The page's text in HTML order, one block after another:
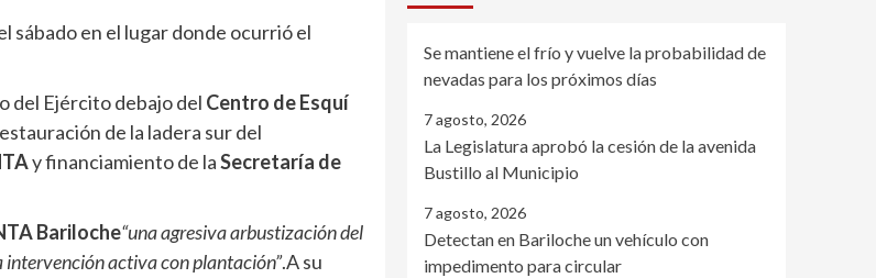
sábado en el lugar donde ocurrió el
del Ejército debajo del Centro de Esquí
de la ladera sur del
y financiamiento de laSecretaría de
Bariloche“una agresiva arbustización del
intervención activa con plantación”.A su
Se mantiene el frío y vuelve la probabilidad de
nevadas para los próximos días
7 agosto, 2026
La Legislatura aprobó la cesión de la avenida
Bustillo al Municipio
7 agosto, 2026
Detectan en Bariloche un vehículo con
impedimento para circular